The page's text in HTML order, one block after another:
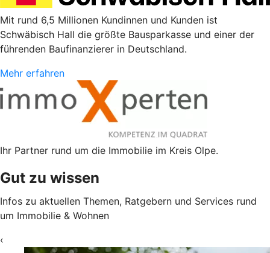
Mit rund 6,5 Millionen Kundinnen und Kunden ist
Schwäbisch Hall die größte Bausparkasse und einer der
führenden Baufinanzierer in Deutschland.
Mehr erfahren
Ihr Partner rund um die Immobilie im Kreis Olpe.
Gut zu wissen
Infos zu aktuellen Themen, Ratgebern und Services rund
um Immobilie & Wohnen
‹